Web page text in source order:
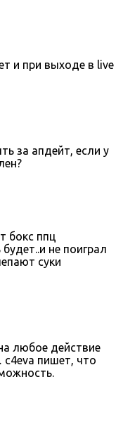
и при выходе в live
за апдейт, если у
бокс ппц
не поиграл
суки
любое действие
пишет, что